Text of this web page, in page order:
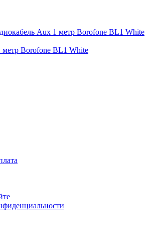
метр Borofone BL1 White